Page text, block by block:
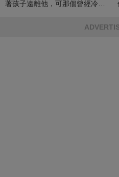
著孩子遠離他，可那個曾經冷漠